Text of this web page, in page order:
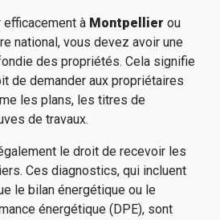
efficacement à Montpellier ou
national , vous devez avoir une
des propriétés. Cela signifie
de demander aux propriétaires
les plans, les titres de
de travaux.
le droit de recevoir les
Ces diagnostics, qui incluent
le bilan énergétique ou le
énergétique (DPE), sont